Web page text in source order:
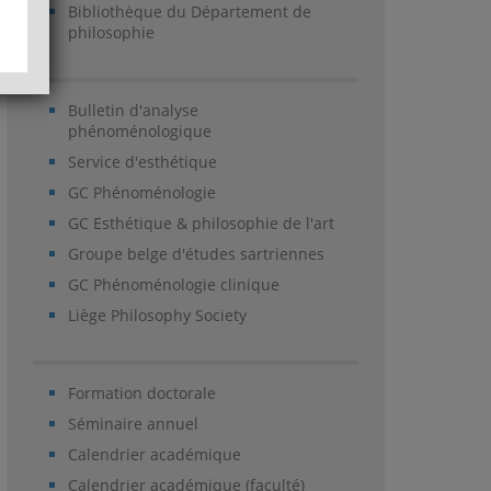
Bibliothèque du Département de
philosophie
Bulletin d'analyse
phénoménologique
Service d'esthétique
GC Phénoménologie
GC Esthétique & philosophie de l'art
Groupe belge d'études sartriennes
GC Phénoménologie clinique
Liège Philosophy Society
Formation doctorale
Séminaire annuel
Calendrier académique
Calendrier académique (faculté)